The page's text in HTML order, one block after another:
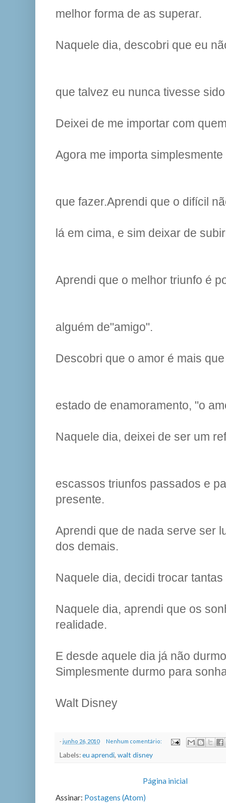
melhor forma de as superar.
Naquele dia, descobri que eu
que talvez eu nunca tivesse
Deixei de me importar com
Agora me importa
que fazer.Aprendi que o difícil
lá em cima, e sim deixar de
Aprendi que o melhor triunfo é
alguém de"amigo".
Descobri que o amor é mais
estado de enamoramento, "o
Naquele dia, deixei de ser um
escassos triunfos passados e
presente.
Aprendi que de nada serve ser
dos demais.
Naquele dia, decidi trocar
Naquele dia, aprendi que os
realidade.
E desde aquele dia já não
Simplesmente durmo para
Walt Disney
-junho 26, 2010 Nenhum comentário:
Labels:eu aprendi, walt disney
Página inicial
Assinar: Postagens (Atom)